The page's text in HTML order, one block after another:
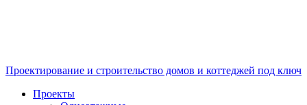
Проектирование и строительство домов и коттеджей под ключ
Проекты